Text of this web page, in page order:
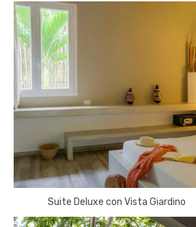
Suite Deluxe con Vista Giardino